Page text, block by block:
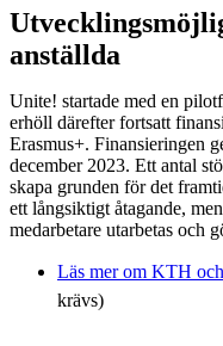
anställda
Unite! startade med en
erhöll därefter fortsatt
Erasmus+. Finansieringen
december 2023. Ett antal
skapa grunden för det
ett långsiktigt åtagande,
medarbetare utarbetas och
Läs mer om KTH
krävs)